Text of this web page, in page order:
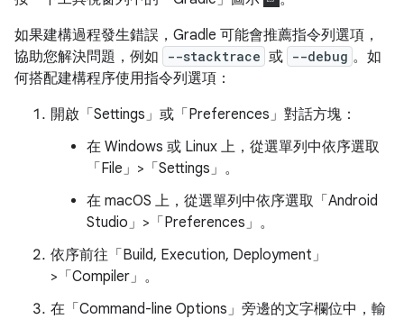
如果建構過程發生錯誤，Gradle 可能會推薦指令列選項，
協助您解決問題，例如
--stacktrace 或 --debug 。如
何搭配建構程序使用指令列選項：
開啟「Settings」 或「Preferences」 對話方塊：
在 Windows 或 Linux 上，從選單列中依序選取
「File」 >「Settings」 。
在 macOS 上，從選單列中依序選取「Android
Studio」 >「Preferences」 。
依序前往「Build, Execution, Deployment」
>「Compiler」 。
在「Command-line Options」 旁邊的文字欄位中，輸